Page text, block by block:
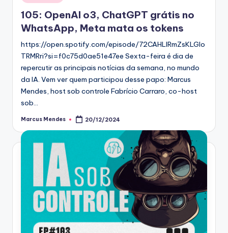
in
105: OpenAI o3, ChatGPT grátis no
WhatsApp, Meta mata os tokens
https://open.spotify.com/episode/72CAHLIRmZsKLGIo
TRMRri?si=f0c75d0ae51e47ee Sexta-feira é dia de
repercutir as principais notícias da semana, no mundo
da IA. Vem ver quem participou desse papo: Marcus
Mendes, host sob controle Fabrício Carraro, co-host
sob…
Posted
Marcus Mendes 20/12/2024